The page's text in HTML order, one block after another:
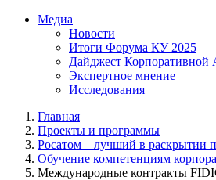
Медиа
Новости
Итоги Форума КУ 2025
Дайджест Корпоративной
Экспертное мнение
Исследования
Главная
Проекты и программы
Росатом – лучший в раскрытии
Обучение компетенциям
Международные контракты